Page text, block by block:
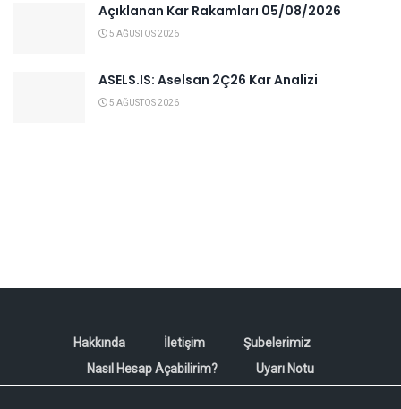
Açıklanan Kar Rakamları 05/08/2026
5 AĞUSTOS 2026
ASELS.IS: Aselsan 2Ç26 Kar Analizi
5 AĞUSTOS 2026
Hakkında İletişim
Şubelerimiz
Nasıl Hesap Açabilirim?
Uyarı Notu